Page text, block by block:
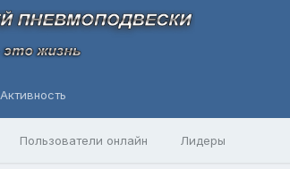
Пользователи онлайн Лидеры
Активность